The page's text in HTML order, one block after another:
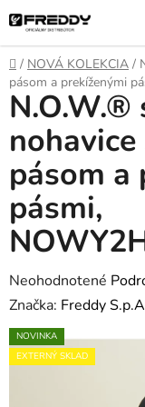
Prejsť
na
obsah
Domov
/ NOVÁ KOLEKCIA /
pásom a prekíženými
N.O.W.®
pásom a
pásmi,
Priemerné
hodnotenie
produktu
je
Neohodnotené
Značka: Freddy S.p.A
NOVINKA
EXTERNÝ SKLAD